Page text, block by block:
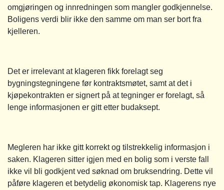
omgjøringen og innredningen som mangler godkjennelse.
Boligens verdi blir ikke den samme om man ser bort fra
kjelleren.
Det er irrelevant at klageren fikk forelagt seg
bygningstegningene før kontraktsmøtet, samt at det i
kjøpekontrakten er signert på at tegninger er forelagt, så
lenge informasjonen er gitt etter budaksept.
Megleren har ikke gitt korrekt og tilstrekkelig informasjon i
saken. Klageren sitter igjen med en bolig som i verste fall
ikke vil bli godkjent ved søknad om bruksendring. Dette vil
påføre klageren et betydelig økonomisk tap. Klagerens nye